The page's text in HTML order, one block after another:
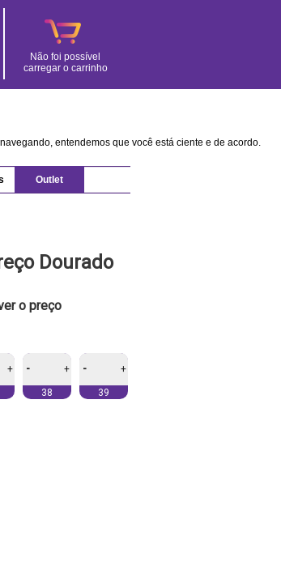
Não foi possível
carregar o carrinho
entendemos que você está ciente e de acordo.
Outlet
Dourado
o preço
+ - +
38
- +
39